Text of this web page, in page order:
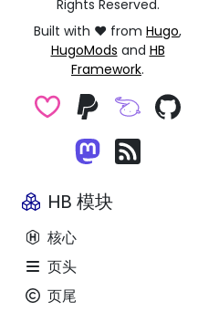
Rights Reserved.
Built with ❤️ from Hugo,
HugoMods and HB
Framework.
HB 模块
核心
页头
页尾